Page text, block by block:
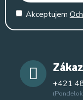
Akceptujem
+421